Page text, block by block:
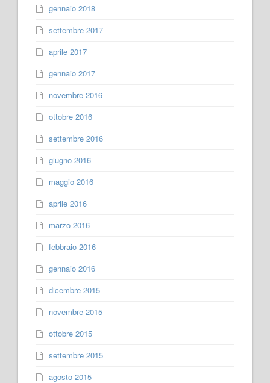
gennaio 2018
settembre 2017
aprile 2017
gennaio 2017
novembre 2016
ottobre 2016
settembre 2016
giugno 2016
maggio 2016
aprile 2016
marzo 2016
febbraio 2016
gennaio 2016
dicembre 2015
novembre 2015
ottobre 2015
settembre 2015
agosto 2015